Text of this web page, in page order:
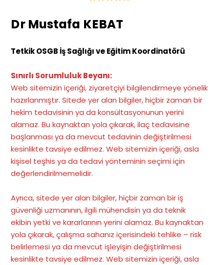
Dr Mustafa KEBAT
Tetkik OSGB İş Sağlığı ve Eğitim Koordinatörü
Sınırlı Sorumluluk Beyanı:
Web sitemizin içeriği, ziyaretçiyi bilgilendirmeye yönelik
hazırlanmıştır. Sitede yer alan bilgiler, hiçbir zaman bir
hekim tedavisinin ya da konsültasyonunun yerini
alamaz. Bu kaynaktan yola çıkarak, ilaç tedavisine
başlanması ya da mevcut tedavinin değiştirilmesi
kesinlikte tavsiye edilmez. Web sitemizin içeriği, asla
kişisel teşhis ya da tedavi yönteminin seçimi için
değerlendirilmemelidir.
Ayrıca, sitede yer alan bilgiler, hiçbir zaman bir iş
güvenliği uzmanının, ilgili mühendisin ya da teknik
ekibin yetki ve kararlarının yerini alamaz. Bu kaynaktan
yola çıkarak, çalışma sahanız içerisindeki tehlike – risk
belirlemesi ya da mevcut işleyişin değiştirilmesi
kesinlikte tavsiye edilmez. Web sitemizin içeriği, asla